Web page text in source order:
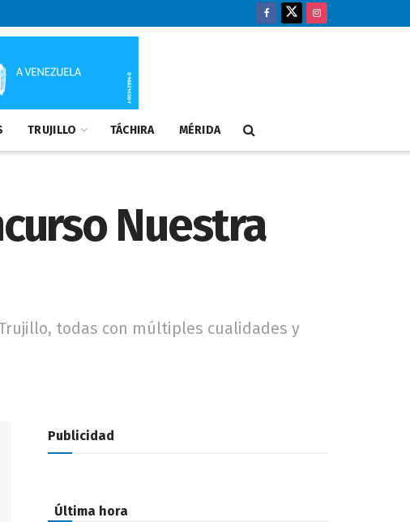
TRUJILLO TÁCHIRA MÉRIDA
Nuestra
todas con múltiples cualidades y
Publicidad
Última hora